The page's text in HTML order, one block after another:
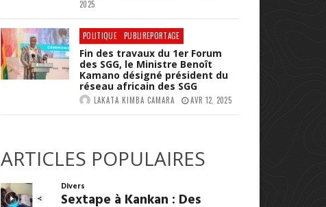
2025
POLITIQUE PUBLIREPORTAGE
Fin des travaux du 1er Forum
des SGG, le Ministre Benoît
Kamano désigné président du
réseau africain des SGG
LAKATA KIMBA CAMARA AVR 12, 2025
ARTICLES POPULAIRES